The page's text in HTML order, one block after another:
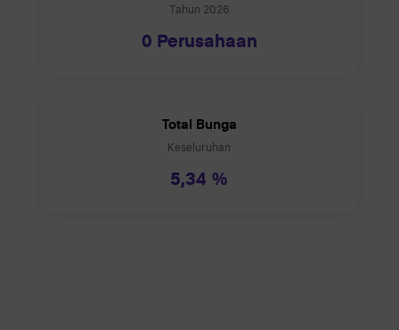
Tahun 2026
0 Perusahaan
Total Bunga
Keseluruhan
5,34 %